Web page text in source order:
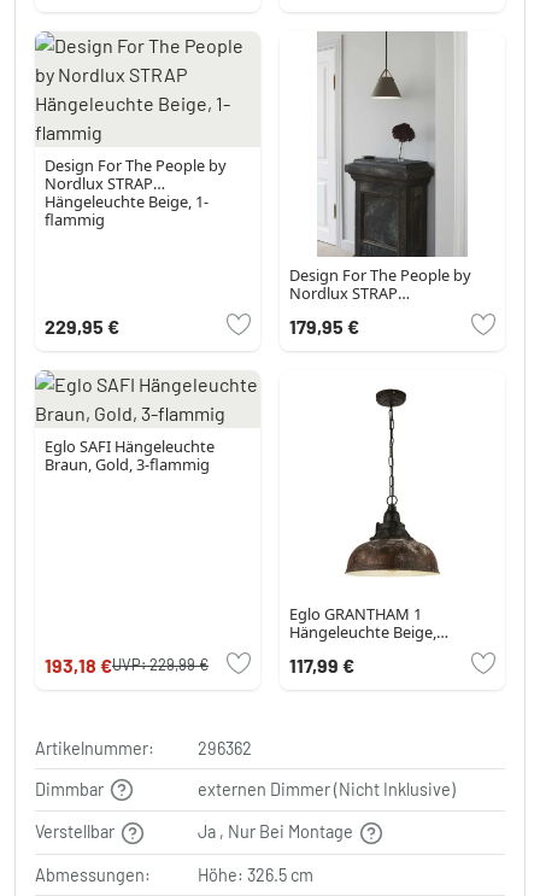
Design For The People by
Nordlux STRAP
Hängeleuchte Beige, 1-
flammig
229,95 €
Design For The People by
Nordlux STRAP
flammig
179,95 €
Eglo SAFI Hängeleuchte
Braun, Gold, 3-flammig
193,18 €UVP:229,99 €
Eglo GRANTHAM 1
Hängeleuchte Beige,
117,99 €
Artikelnummer:
296362
Dimmbar
externen Dimmer (Nicht Inklusive)
Verstellbar Ja , Nur Bei Montage
Abmessungen: Höhe: 326.5 cm